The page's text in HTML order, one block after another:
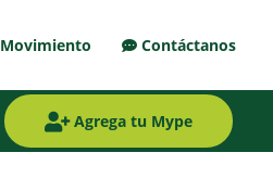
Movimiento Contáctanos
Agrega tu Mype